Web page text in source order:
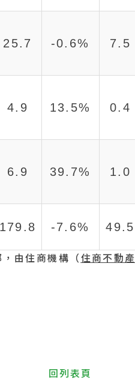
25.7 -0.6% 7.5
4.9 13.5% 0.4
6.9 39.7% 1.0
179.8 -7.6% 49.5
由住商機構（住商不動產
回列表頁